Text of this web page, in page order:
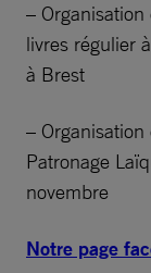
–
livres régulier
à Brest
– Organisation
Patronage
novembre
Notre page